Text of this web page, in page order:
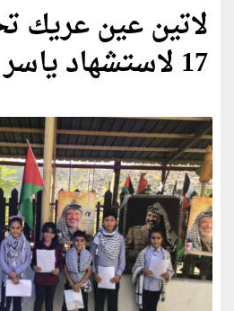
لاتين عين عريك
17 لاستشهاد ياسر عرفات